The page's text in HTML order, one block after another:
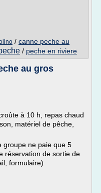
/ canne peche au
/ peche en riviere
au gros
à 10 h, repas chaud
matériel de pêche,
groupe ne paie que 5
réservation de sortie de
formulaire)